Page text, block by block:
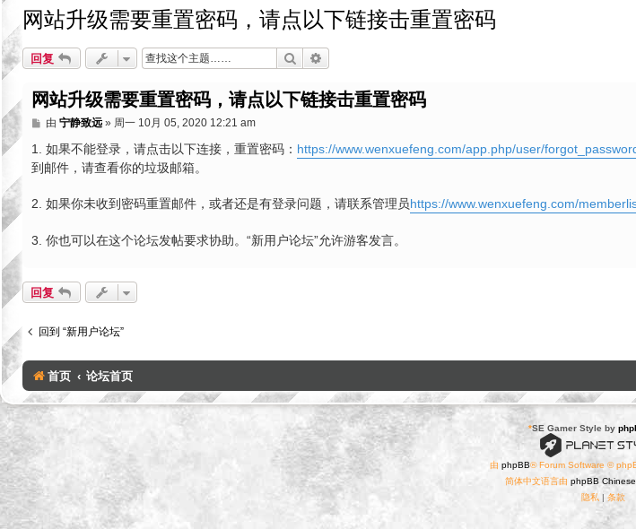
网站升级需要重置密码，请点以下链接击重置密码
回复 搜索
网站升级需要重置密码，请点以下链接击重置密码
帖
由 宁静致远» 周一 10月 05, 2020 12:21 am
1. 如果不能登录，请点击以下连接，重置密码： https://www.wenxuefeng.com/app.php/user/
到邮件，请查看你的垃圾邮箱。
2. 如果你未收到密码重置邮件，或者还是有登录问题，请联系管理员https://www.wenxuefeng.com/
3. 你也可以在这个论坛发帖要求协助。“新用户论坛”允许游客发言。
回复
回到 “新用户论坛”
首页 论坛首页
*SE Gamer Style by
由 phpBB® Forum Software ©
简体中文语言由 phpBB Chinese
隐私| 条款